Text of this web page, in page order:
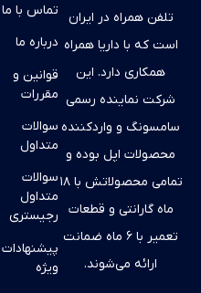
تماس با ما
درباره ما
قوانین و
مقررات
سوالات
متداول
سوالات
متداول
رجیستری
پیشنهادات
ویژه
تلفن همراه در ایران
است که با داریا همراه
همکاری دارد. این
شرکت نماینده رسمی
سامسونگ و واردکننده
محصولات اپل بوده و
تمامی محصولاتش با ۱۸
ماه گارانتی و قطعات
تعمیر با ۶ ماه ضمانت
ارائه می‌شوند.